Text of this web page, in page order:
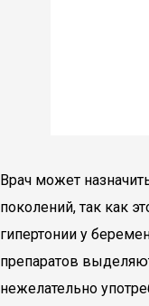
Врач может
поколений, так как
гипертонии у
препаратов
нежелательно